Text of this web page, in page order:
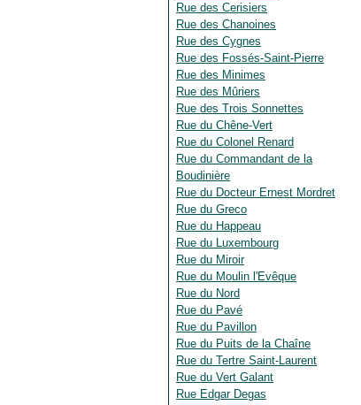
Rue des Cerisiers
Rue des Chanoines
Rue des Cygnes
Rue des Fossés-Saint-Pierre
Rue des Minimes
Rue des Mûriers
Rue des Trois Sonnettes
Rue du Chêne-Vert
Rue du Colonel Renard
Rue du Commandant de la
Boudinière
Rue du Docteur Ernest Mordret
Rue du Greco
Rue du Happeau
Rue du Luxembourg
Rue du Miroir
Rue du Moulin l'Evêque
Rue du Nord
Rue du Pavé
Rue du Pavillon
Rue du Puits de la Chaîne
Rue du Tertre Saint-Laurent
Rue du Vert Galant
Rue Edgar Degas